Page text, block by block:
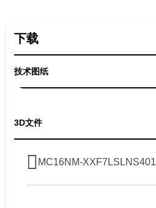
下载
技术图纸
3D文件
MC16NM-XXF7LSLNS401